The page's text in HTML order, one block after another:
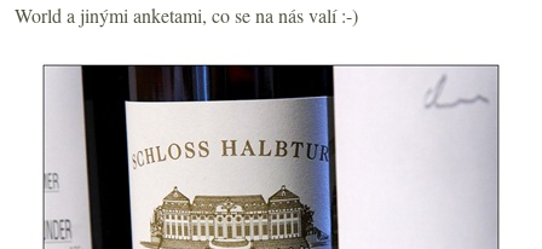
World a jinými anketami, co se na nás valí :-)